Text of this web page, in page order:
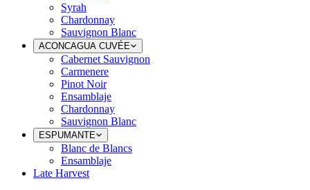
Syrah
Chardonnay
Sauvignon Blanc
ACONCAGUA CUVÉE
Cabernet Sauvignon
Carmenere
Pinot Noir
Ensamblaje
Chardonnay
Sauvignon Blanc
ESPUMANTE
Blanc de Blancs
Ensamblaje
Late Harvest